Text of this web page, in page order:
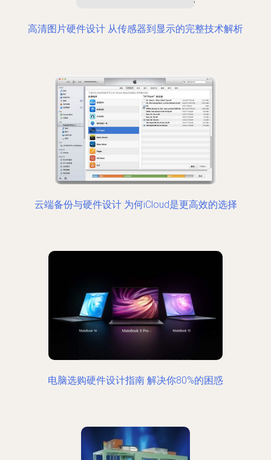
高清图片硬件设计 从传感器到显示的完整技术解析
云端备份与硬件设计 为何iCloud是更高效的选择
电脑选购硬件设计指南 解决你80%的困惑